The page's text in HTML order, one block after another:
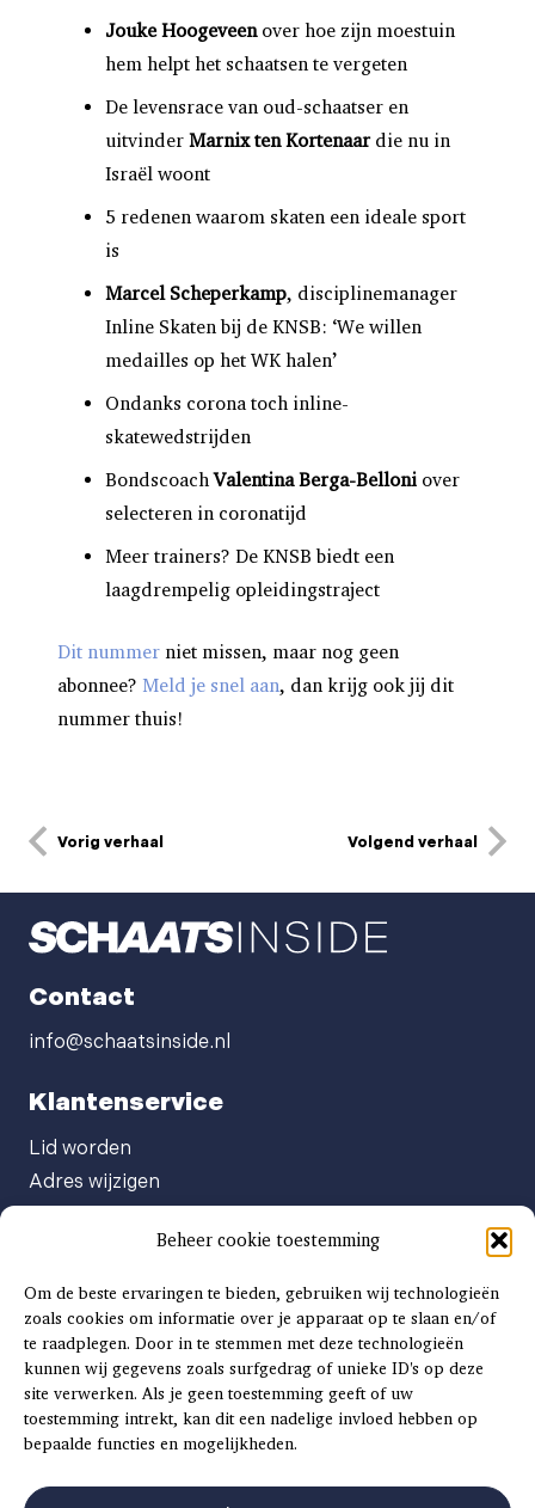
Beheer cookie toestemming
Om de beste ervaringen te bieden, gebruiken wij technologieën
zoals cookies om informatie over je apparaat op te slaan en/of
te raadplegen. Door in te stemmen met deze technologieën
kunnen wij gegevens zoals surfgedrag of unieke ID's op deze
site verwerken. Als je geen toestemming geeft of uw
toestemming intrekt, kan dit een nadelige invloed hebben op
bepaalde functies en mogelijkheden.
Jouke Hoogeveenover hoe zijn moestuin
hem helpt het schaatsen te vergeten
De levensrace van oud-schaatser en
uitvinder Marnix ten Kortenaardie nu in
Israël woont
5 redenen waarom skaten een ideale sport
is
Marcel Scheperkamp, disciplinemanager
Inline Skaten bij de KNSB: ‘We willen
medailles op het WK halen’
Ondanks corona toch inline-
skatewedstrijden
BondscoachValentina Berga-Belloni over
selecteren in coronatijd
Meer trainers? De KNSB biedt een
laagdrempelig opleidingstraject
Dit nummer niet missen, maar nog geen
abonnee? Meld je snel aan, dan krijg ook jij dit
nummer thuis!
Vorig verhaal Volgend verhaal
Contact
info@schaatsinside.nl
Klantenservice
Lid worden
Adres wijzigen
Abonnement opzeggen
Afgeven automatische incasso
Factuur betalen
Klachtenformulier
Overige vragen
Adverteren
Advertentie Tariefkaart 2025